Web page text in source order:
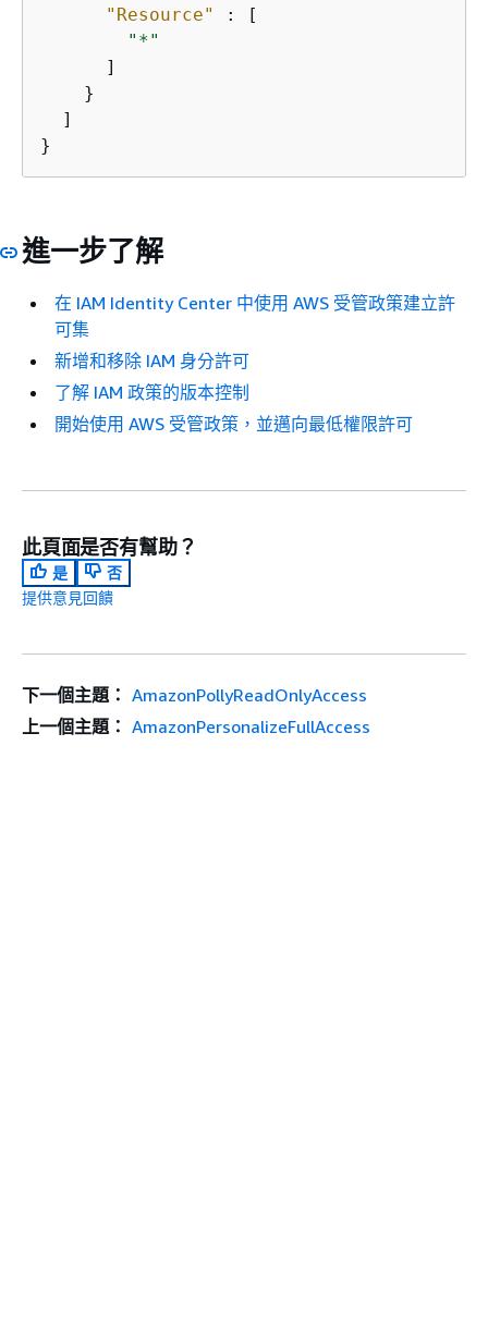
"Resource"
: [
"*"
      ]
    }
  ]
}
進一步了解
在 IAM Identity Center 中使用 AWS 受管政策建立許
可集
新增和移除 IAM 身分許可
了解 IAM 政策的版本控制
開始使用 AWS 受管政策，並邁向最低權限許可
此頁面是否有幫助？
是
否
提供意見回饋
下一個主題： AmazonPollyReadOnlyAccess
上一個主題： AmazonPersonalizeFullAccess